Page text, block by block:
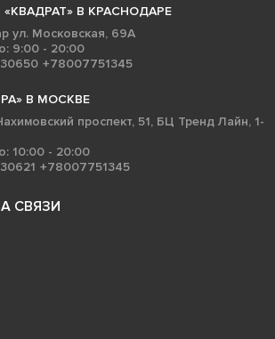
В КРАСНОДАРЕ
ул. Московская, 69А
9:00 - 20:00
+78007751345
В МОСКВЕ
проспект, 51, БЦ Тренд Лайн, 1-
10:00 - 20:00
+78007751345
СВЯЗИ